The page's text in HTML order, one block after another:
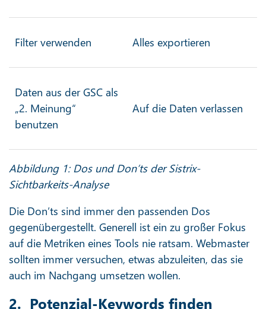
Filter verwenden Alles exportieren
Daten aus der GSC als
„2. Meinung“
benutzen
Auf die Daten verlassen
Abbildung 1: Dos und Don’ts der Sistrix-
Sichtbarkeits-Analyse
Die Don’ts sind immer den passenden Dos
gegenübergestellt. Generell ist ein zu großer Fokus
auf die Metriken eines Tools nie ratsam. Webmaster
sollten immer versuchen, etwas abzuleiten, das sie
auch im Nachgang umsetzen wollen.
2. Potenzial-Keywords finden